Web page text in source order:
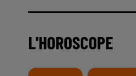
L'HOROSCOPE